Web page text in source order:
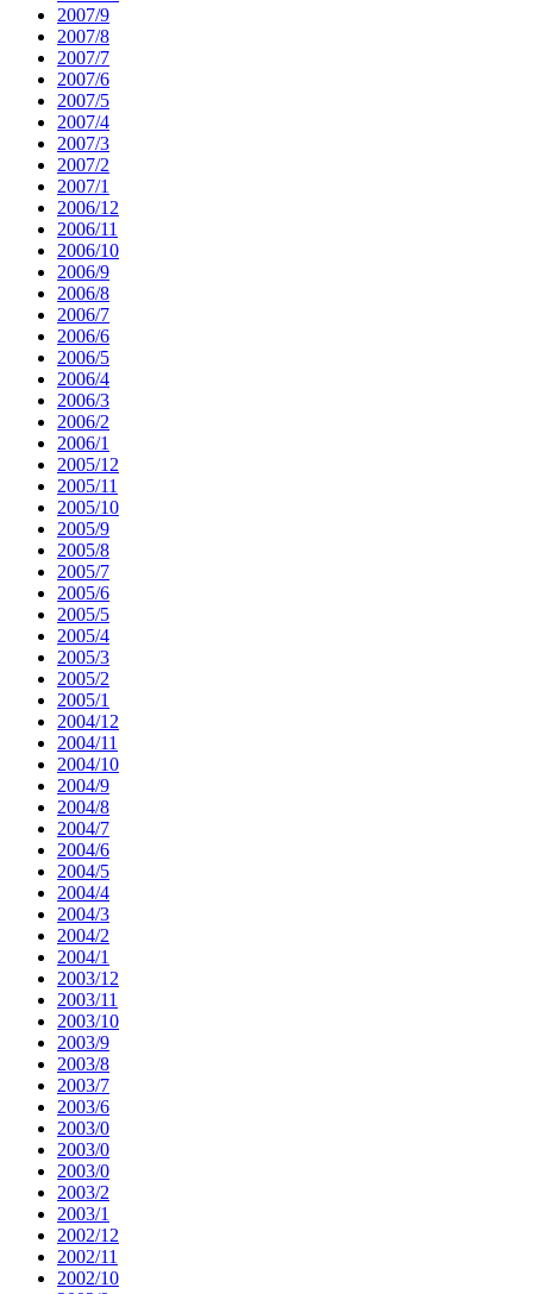
2007/9
2007/8
2007/7
2007/6
2007/5
2007/4
2007/3
2007/2
2007/1
2006/12
2006/11
2006/10
2006/9
2006/8
2006/7
2006/6
2006/5
2006/4
2006/3
2006/2
2006/1
2005/12
2005/11
2005/10
2005/9
2005/8
2005/7
2005/6
2005/5
2005/4
2005/3
2005/2
2005/1
2004/12
2004/11
2004/10
2004/9
2004/8
2004/7
2004/6
2004/5
2004/4
2004/3
2004/2
2004/1
2003/12
2003/11
2003/10
2003/9
2003/8
2003/7
2003/6
2003/0
2003/0
2003/0
2003/2
2003/1
2002/12
2002/11
2002/10